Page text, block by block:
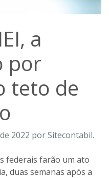
a
por
teto de
2022 por Sitecontabil.
federais farão um ato
duas semanas após a